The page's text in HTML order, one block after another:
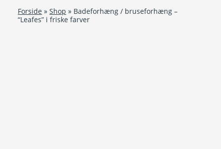
Forside »Shop » Badeforhæng / bruseforhæng –
“Leafes” i friske farver